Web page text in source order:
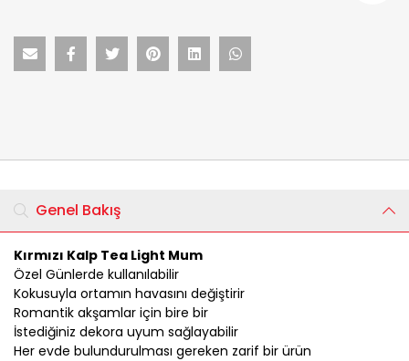
Genel Bakış
Kırmızı Kalp Tea Light Mum
Özel Günlerde kullanılabilir
Kokusuyla ortamın havasını değiştirir
Romantik akşamlar için bire bir
İstediğiniz dekora uyum sağlayabilir
Her evde bulundurulması gereken zarif bir ürün